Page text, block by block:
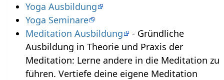
Yoga Ausbildung
Yoga Seminare
Meditation Ausbildung
- Gründliche
Ausbildung in Theorie und Praxis der
Meditation: Lerne andere in die Meditation zu
führen. Vertiefe deine eigene Meditation